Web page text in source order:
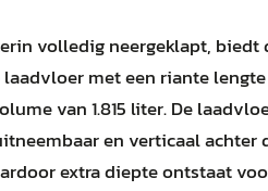
volledig neergeklapt, biedt
met een riante lengte
van 1.815 liter. De
en verticaal achter
extra diepte ontstaat